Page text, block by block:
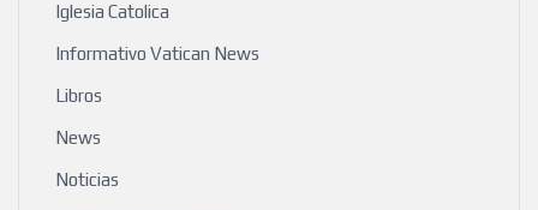
Iglesia Catolica
Informativo Vatican News
Libros
News
Noticias